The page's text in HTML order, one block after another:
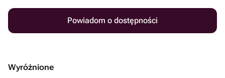
Powiadom o dostępności
Wyróżnione